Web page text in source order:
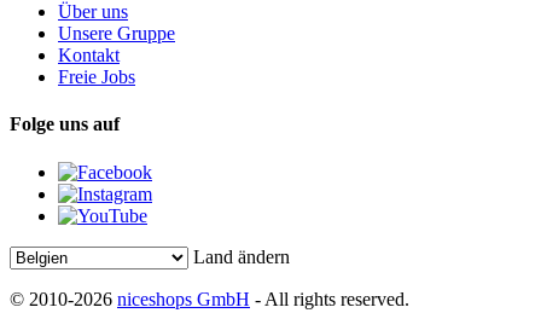
Über uns
Unsere Gruppe
Kontakt
Freie Jobs
Folge uns auf
Land ändern
© 2010-2026 niceshops GmbH - All rights reserved.